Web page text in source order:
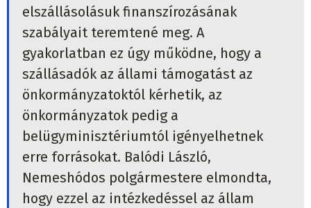
elszállásolásuk finanszírozásának
szabályait teremtené meg. A
gyakorlatban ez úgy működne, hogy a
szállásadók az állami támogatást az
önkormányzatoktól kérhetik, az
önkormányzatok pedig a
belügyminisztériumtól igényelhetnek
erre forrásokat. Balódi László,
Nemeshódos polgármestere elmondta,
hogy ezzel az intézkedéssel az állam